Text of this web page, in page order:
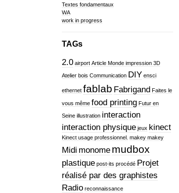
Textes fondamentaux
WA
work in progress
TAGs
2.0 airport Article Monde impression 3D
Atelier bois Communication DIY ensci
ethernet fablab Fabrigand Faites le
vous même food printing Futur en
Seine illustration interaction
interaction physique jeux kinect
Kinect usage professionnel. makey makey
Midi monome mudbox
plastique post-its procédé Projet
réalisé par des graphistes
Radio reconnaissance